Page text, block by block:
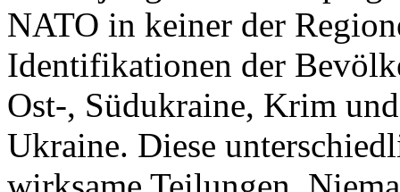
NATO in keiner der
Identifikationen der
Ost-, Südukraine, Krim
Ukraine. Diese